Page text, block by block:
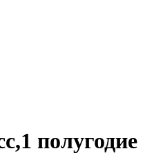
полугодие